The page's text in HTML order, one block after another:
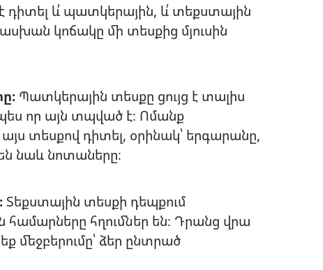
և՛ պատկերային, և՛ տեքստային
կոճակը մի տեսքից մյուսին
Պատկերային տեսքը ցույց է տալիս
որ այն տպված է։ Ոմանք
տեսքով դիտել, օրինակ՝ երգարանը,
նաև նոտաները։
Տեքստային տեսքի դեպքում
հղումներ են։ Դրանց վրա
մեջբերումը՝ ձեր ընտրած